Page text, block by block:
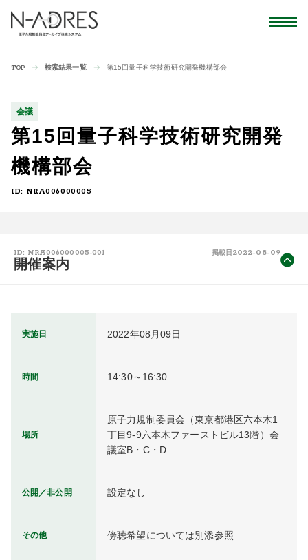
TOP 検索結果一覧 第15回量子科学技術研究開発機構部会
会議
第15回量子科学技術研究開発
機構部会
ID: NRA006000005
ID: NRA006000005-001 掲載日 2022-08-09
開催案内
実施日 2022年08月09日
時間 14:30～16:30
場所
原子力規制委員会（東京都港区六本木1
丁目9-9六本木ファーストビル13階）会
議室B・C・D
公開／非公開 設定なし
その他 傍聴希望については別添参照